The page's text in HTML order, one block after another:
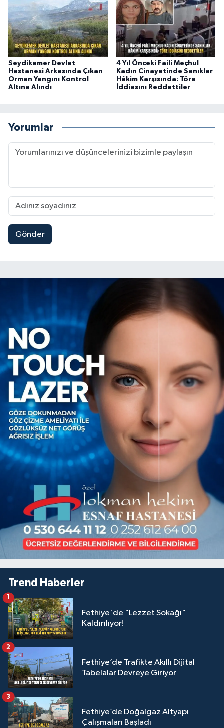
Seydikemer Devlet
Hastanesi Arkasında Çıkan
Orman Yangını Kontrol
Altına Alındı
4 Yıl Önceki Faili Meçhul
Kadın Cinayetinde Sanıklar
Hâkim Karşısında: Töre
İddiasını Reddettiler
Yorumlar
Gönder
Trend Haberler
Fethiye'de "Lezzet Sokağı"
Kaldırılıyor!
1
Fethiye’de Trafikte Akıllı Dijital
Tabelalar Devreye Giriyor
2
Fethiye’de Doğalgaz Altyapı
Çalışmaları Başladı
3